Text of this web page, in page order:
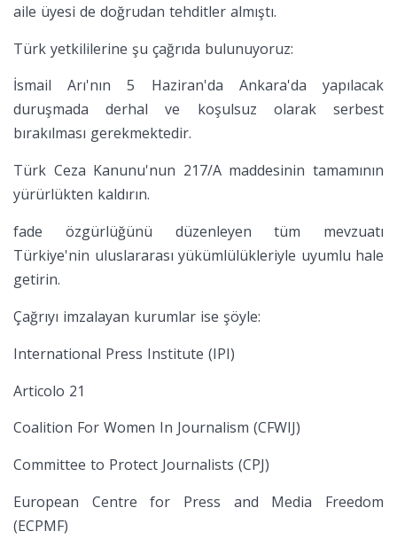
aile üyesi de doğrudan tehditler almıştı.
Türk yetkililerine şu çağrıda bulunuyoruz:
İsmail Arı'nın 5 Haziran'da Ankara'da yapılacak
duruşmada derhal ve koşulsuz olarak serbest
bırakılması gerekmektedir.
Türk Ceza Kanunu'nun 217/A maddesinin tamamının
yürürlükten kaldırın.
fade özgürlüğünü düzenleyen tüm mevzuatı
Türkiye'nin uluslararası yükümlülükleriyle uyumlu hale
getirin.
Çağrıyı imzalayan kurumlar ise şöyle:
International Press Institute (IPI)
Articolo 21
Coalition For Women In Journalism (CFWIJ)
Committee to Protect Journalists (CPJ)
European Centre for Press and Media Freedom
(ECPMF)